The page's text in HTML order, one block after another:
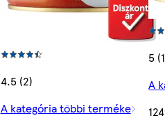
4.5 (2)
A kategória többi terméke
5
A